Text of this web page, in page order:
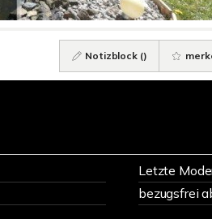
Notizblock ()
Letzte
bezugsfrei